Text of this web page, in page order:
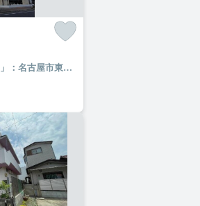
「アーデン泉プレミア」：名古屋市東区エリアの新居にピッタリ。ローソン 東区泉三丁目店まで徒歩3分と近場にコンビニがあるのもポイント。風通しが良好なので、夏も涼しい風がはいってきます。名古屋市東区や名古屋市営桜通線高岳付近でのお部屋探しは当社にお任せください。お気に入りのお部屋で快適な新生活を始めましょう。